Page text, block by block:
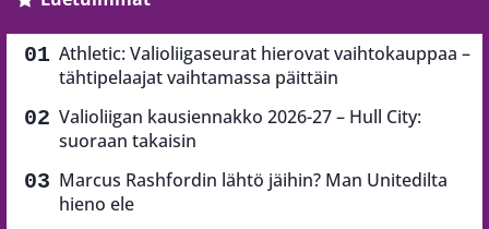
Athletic: Valioliigaseurat hierovat vaihtokauppaa –
tähtipelaajat vaihtamassa päittäin
Valioliigan kausiennakko 2026-27 – Hull City:
suoraan takaisin
Marcus Rashfordin lähtö jäihin? Man Unitedilta
hieno ele